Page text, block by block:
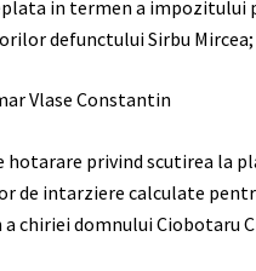
in termen a impozitului
defunctului Sirbu Mircea;
Vlase Constantin
hotarare privind scutirea la
de intarziere calculate
chiriei domnului Ciobotaru